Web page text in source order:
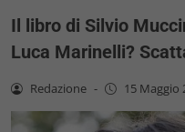
Il libro di Silvio
Luca Marinelli?
Redazione - 15 Maggio